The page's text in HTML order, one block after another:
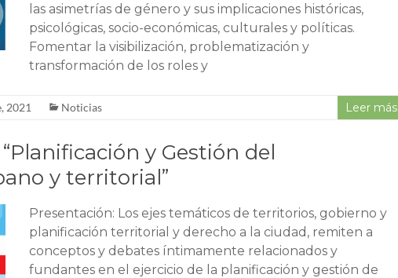
las asimetrías de género y sus implicaciones históricas,
psicológicas, socio-económicas, culturales y políticas.
Fomentar la visibilización, problematización y
transformación de los roles y
2021 Noticias Leer más
y Gestión del
y territorial”
Presentación: Los ejes temáticos de territorios, gobierno y
planificación territorial y derecho a la ciudad, remiten a
conceptos y debates íntimamente relacionados y
fundantes en el ejercicio de la planificación y gestión de